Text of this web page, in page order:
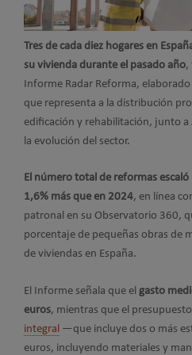
Tres de cada diez hogares en
su vivienda durante el pasado año,
Informe Radar Reforma,
que representa a la distribución
edificación y rehabilitación, junto a
la evolución del sector.
El número total de reformas
1,6% más que en 2024, en línea
patronal en su Observatorio 360,
porcentaje de pequeñas obras de
de viviendas en España.
El Informe señala que el gasto
euros, mientras que el
integral —que incluye dos o más
euros, incluyendo materiales y